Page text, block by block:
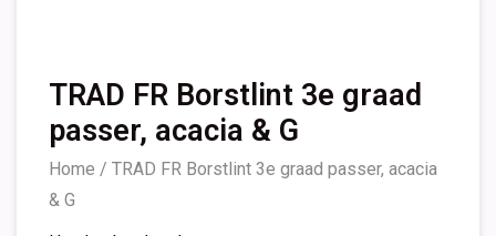
TRAD FR Borstlint 3e graad
passer, acacia & G
Home / TRAD FR Borstlint 3e graad passer, acacia
& G